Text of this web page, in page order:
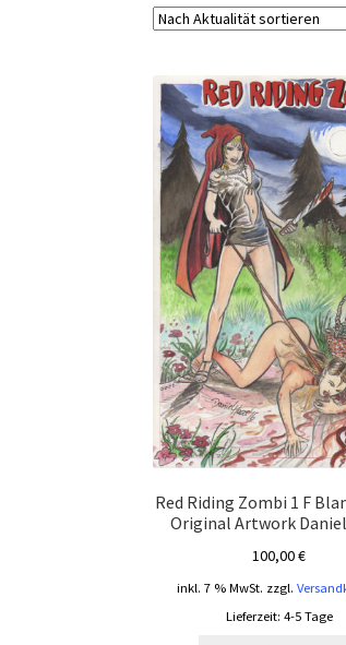
Red Riding Zombi 1 F
Original Artwork
100,00€
inkl. 7 % MwSt. zzgl.
Lieferzeit: 4-5 Tage